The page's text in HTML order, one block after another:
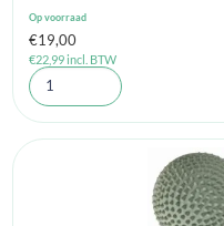
Op voorraad
€19,00
€22,99incl. BTW